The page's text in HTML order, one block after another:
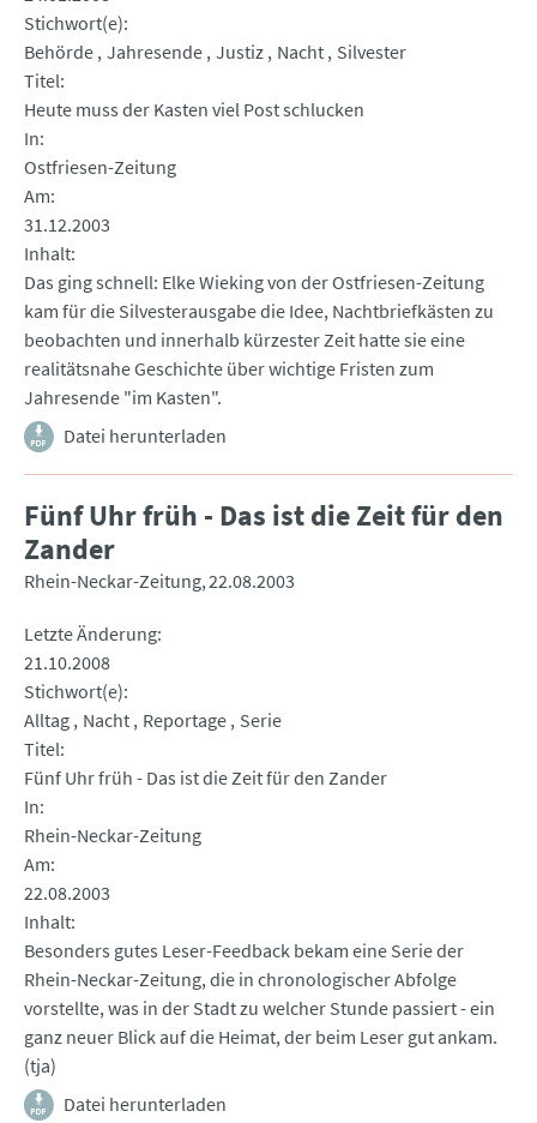
Stichwort(e)
Behörde Jahresende Justiz Nacht Silvester
Titel
Heute muss der Kasten viel Post schlucken
In
Ostfriesen-Zeitung
Am
31.12.2003
Inhalt
Das ging schnell: Elke Wieking von der Ostfriesen-Zeitung
kam für die Silvesterausgabe die Idee, Nachtbriefkästen zu
beobachten und innerhalb kürzester Zeit hatte sie eine
realitätsnahe Geschichte über wichtige Fristen zum
Jahresende "im Kasten".
Datei herunterladen
Fünf Uhr früh - Das ist die Zeit für den
Zander
Rhein-Neckar-Zeitung 22.08.2003
Letzte Änderung
21.10.2008
Stichwort(e)
Alltag Nacht Reportage Serie
Titel
Fünf Uhr früh - Das ist die Zeit für den Zander
In
Rhein-Neckar-Zeitung
Am
22.08.2003
Inhalt
Besonders gutes Leser-Feedback bekam eine Serie der
Rhein-Neckar-Zeitung, die in chronologischer Abfolge
vorstellte, was in der Stadt zu welcher Stunde passiert - ein
ganz neuer Blick auf die Heimat, der beim Leser gut ankam.
(tja)
Datei herunterladen